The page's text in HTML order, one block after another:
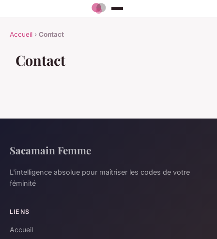
Accueil › Contact
Contact
Sacamain Femme
L'intelligence absolue pour maîtriser les codes de votre
féminité
LIENS
Accueil